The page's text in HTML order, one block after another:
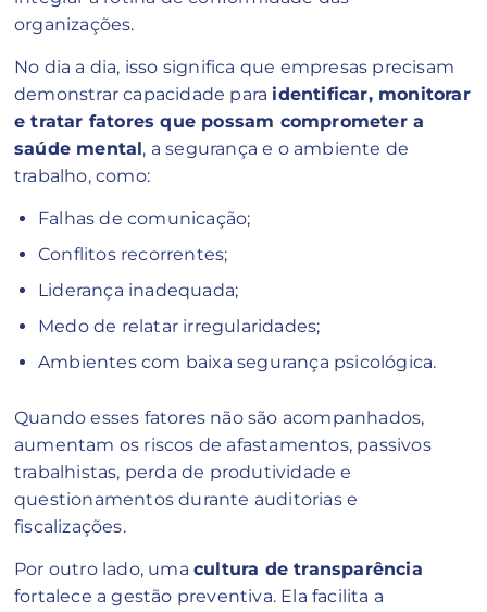
organizações.
No dia a dia, isso significa que empresas precisam
demonstrar capacidade para identificar, monitorar
e tratar fatores que possam comprometer a
saúde mental, a segurança e o ambiente de
trabalho, como:
Falhas de comunicação;
Conflitos recorrentes;
Liderança inadequada;
Medo de relatar irregularidades;
Ambientes com baixa segurança psicológica.
Quando esses fatores não são acompanhados,
aumentam os riscos de afastamentos, passivos
trabalhistas, perda de produtividade e
questionamentos durante auditorias e
fiscalizações.
Por outro lado, uma cultura de transparência
fortalece a gestão preventiva. Ela facilita a